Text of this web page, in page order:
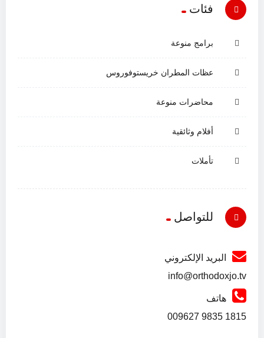
فئات
برامج منوعة
عظات المطران خريستوفوروس
محاضرات منوعة
أفلام وثائقية
تأملات
للتواصل
البريد الإلكتروني
info@orthodoxjo.tv
هاتف
1815 9835 009627